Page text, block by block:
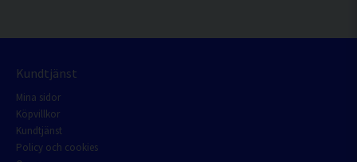
Kundtjänst
Mina sidor
Köpvillkor
Kundtjänst
Policy och cookies